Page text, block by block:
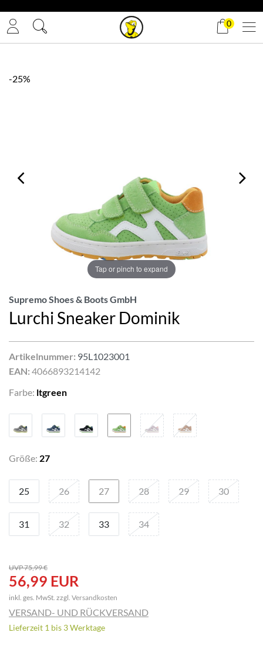
0
-25%
Tap or pinch to expand
Supremo Shoes & Boots GmbH
Lurchi Sneaker Dominik
Artikelnummer: 95L1023001
EAN: 4066893214142
Farbe: ltgreen
Größe: 27
25 26 27 28 29 30
31 32 33 34
UVP 75,99 €
56,99 EUR
inkl. ges. MwSt. zzgl. Versandkosten
VERSAND- UND RÜCKVERSAND
Lieferzeit 1 bis 3 Werktage